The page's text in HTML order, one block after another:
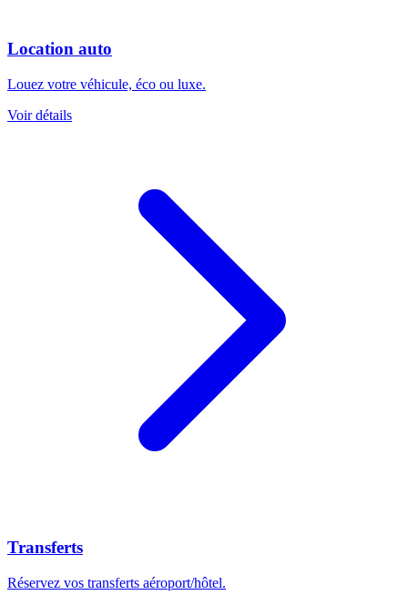
Location auto
Louez votre véhicule, éco ou luxe.
Voir détails
Transferts
Réservez vos transferts aéroport/hôtel.